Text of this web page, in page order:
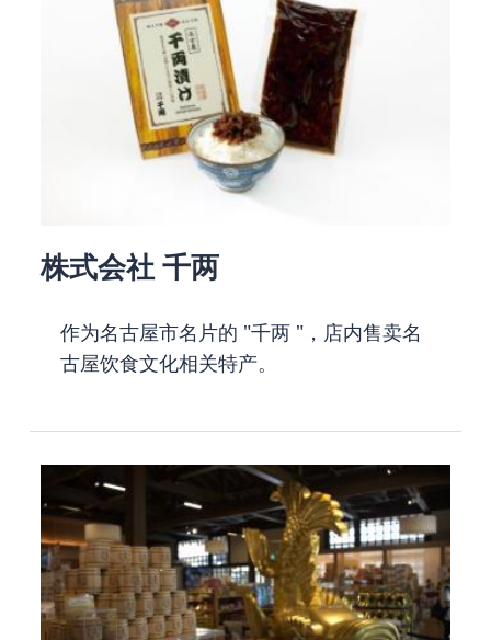
株式会社 千两
作为名古屋市名片的 "千两 "，店内售卖名
古屋饮食文化相关特产。